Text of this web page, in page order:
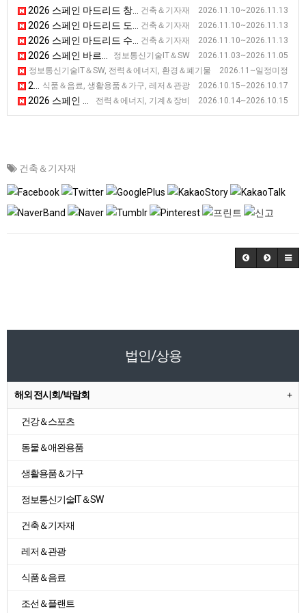
건축＆기자재 2026.11.10~2026.11.13
2026 스페인 마드리드 창문, 외벽 전시회 [VETECO]
건축＆기자재 2026.11.10~2026.11.13
2026 스페인 마드리드 도어 및 자동화 전시회 [SMART DOORS]
건축＆기자재 2026.11.10~2026.11.13
2026 스페인 마드리드 수영장, 웰니스, 수처리 설비 전시회 [PISCIMADRID]
정보통신기술IT＆SW 2026.11.03~2026.11.05
2026 스페인 바르셀로나 사이버보안 전시회 [BARCELONA CYBERSECURITY CONGRESS]
정보통신기술IT＆SW, 전력＆에너지, 환경＆폐기물 2026.11~일정미정
2026 스페인 바르셀로나 스마트 시티 전시회 [SCEWC]
식품＆음료, 생활용품＆가구, 레저＆관광 2026.10.15~2026.10.17
2026 스페인 마드리드 호텔산업 전시회 [GUEXT]
전력＆에너지, 기계＆장비 2026.10.14~2026.10.15
2026 스페인 바르셀로나 공조, 에너지 설비 설치 산업 전시회 [EFINTEC]
건축＆기자재
법인/상용
해외 전시회/박람회
건강＆스포츠
동물＆애완용품
생활용품＆가구
정보통신기술IT＆SW
건축＆기자재
레저＆관광
식품＆음료
조선＆플랜트